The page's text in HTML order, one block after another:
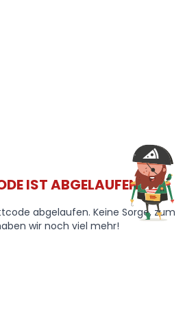
IST ABGELAUFEN 😞
abgelaufen. Keine Sorge, zum
wir noch viel mehr!